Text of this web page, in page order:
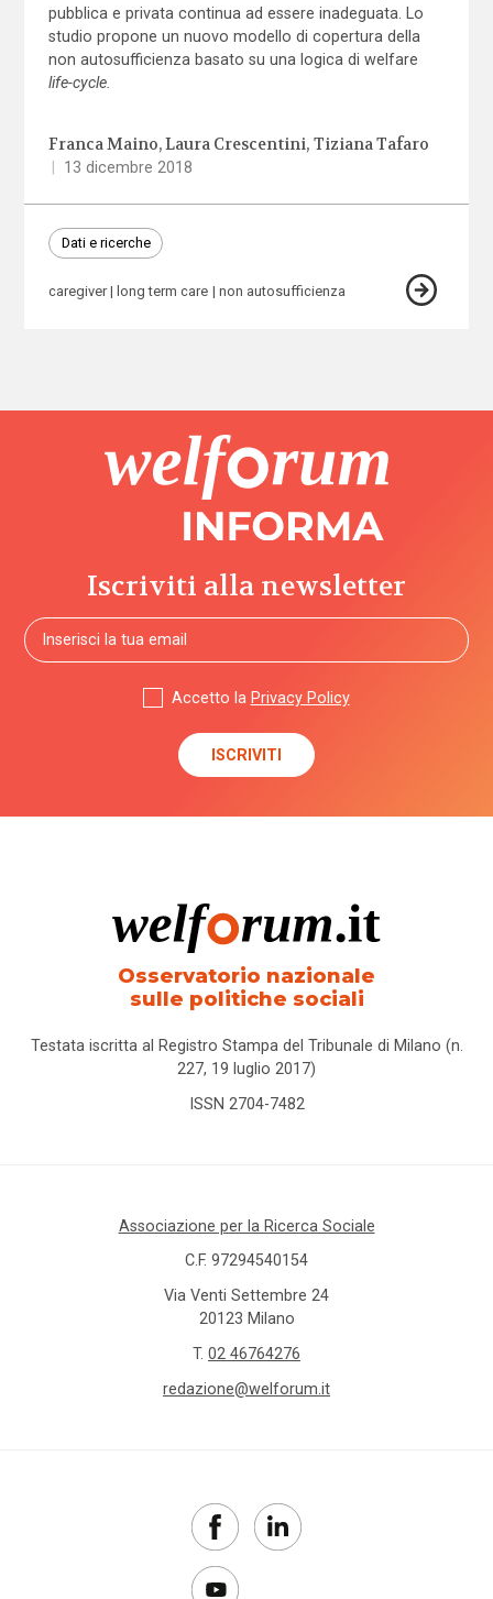
pubblica e privata continua ad essere inadeguata. Lo
studio propone un nuovo modello di copertura della
non autosufficienza basato su una logica di welfare
life-cycle.
Franca Maino Laura Crescentini Tiziana Tafaro
13 dicembre 2018
Dati e ricerche
caregiver long term care non autosufficienza
Iscriviti alla newsletter
Accetto la Privacy Policy
Osservatorio nazionale
sulle politiche sociali
Testata iscritta al Registro Stampa del Tribunale di Milano (n.
227, 19 luglio 2017)
ISSN 2704-7482
Associazione per la Ricerca Sociale
C.F. 97294540154
Via Venti Settembre 24
20123 Milano
T. 02 46764276
redazione@welforum.it